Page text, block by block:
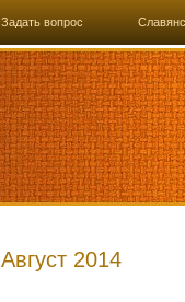
Задать вопрос
Август 2014